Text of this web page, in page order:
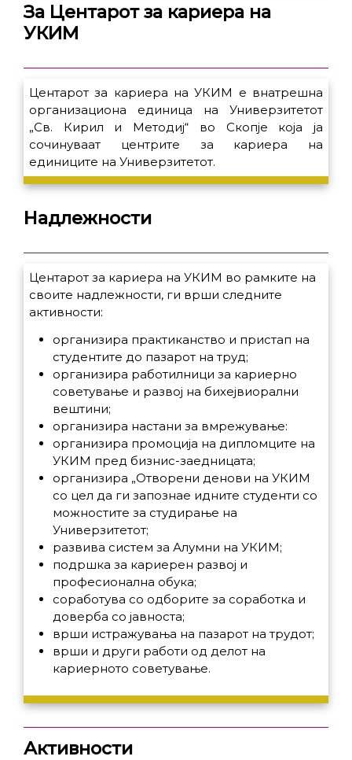
За Центарот за кариера на
УКИМ
Центарот за кариера на УКИМ е внатрешна
организациона единица на Универзитетот
„Св. Кирил и Методиј“ во Скопје која ја
сочинуваат центрите за кариера на
единиците на Универзитетот.
Надлежности
Центарот за кариера на УКИМ во рамките на
своите надлежности, ги врши следните
активности:
организира практиканство и пристап на
студентите до пазарот на труд;
организира работилници за кариерно
советување и развој на бихејвиорални
вештини;
организира настани за вмрежување:
организира промоција на дипломците на
УКИМ пред бизнис-заедницата;
организира „Отворени денови на УКИМ
со цел да ги запознае идните студенти со
можностите за студирање на
Универзитетот;
развива систем за Алумни на УКИМ;
подршка за кариерен развој и
професионална обука;
соработува со одборите за соработка и
доверба со јавноста;
врши истражувања на пазарот на трудот;
врши и други работи од делот на
кариерното советување.
Активности